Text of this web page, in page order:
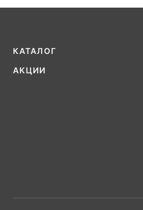
КАТАЛОГ
АКЦИИ